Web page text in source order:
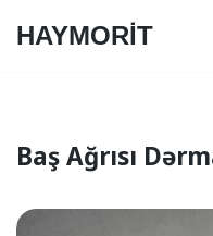
HAYMORİT
Baş Ağrısı